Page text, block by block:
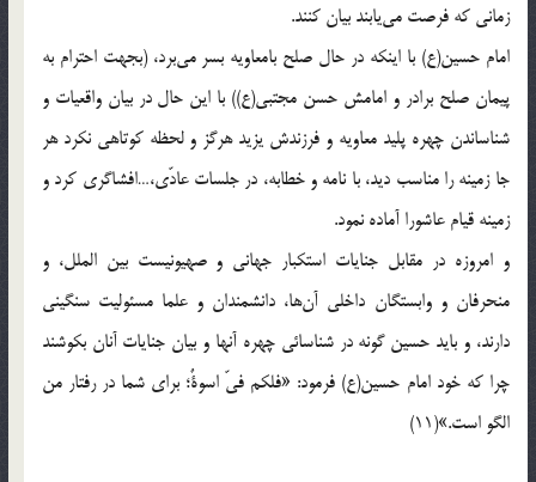
زمانی که فرصت می‌یابند بیان کنند.
امام حسین(ع) با اینکه در حال صلح بامعاویه بسر می‌برد، (بجهت احترام به
پیمان صلح برادر و امامش حسن مجتبی(ع)) با این حال در بیان واقعیات و
شناساندن چهره پلید معاویه و فرزندش یزید هرگز و لحظه کوتاهی نکرد هر
جا زمینه را مناسب دید، با نامه و خطابه، در جلسات عادّی،…افشاگری کرد و
زمینه قیام عاشورا آماده نمود.
و امروزه در مقابل جنایات استکبار جهانی و صهیونیست بین الملل، و
منحرفان و وابستگان داخلی آن‌ها، دانشمندان و علما مسئولیت سنگینی
دارند، و باید حسین گونه در شناسائی چهره آنها و بیان جنایات آنان بکوشند
چرا که خود امام حسین(ع) فرمود: «فلکم فیّ اسوةٌ؛ برای شما در رفتار من
الگو است.»(11)